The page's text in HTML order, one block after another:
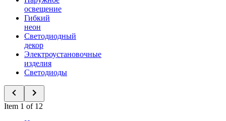
освещение
Гибкий
неон
Светодиодный
декор
Электроустановочные
изделия
Светодиоды
Item 1 of 12